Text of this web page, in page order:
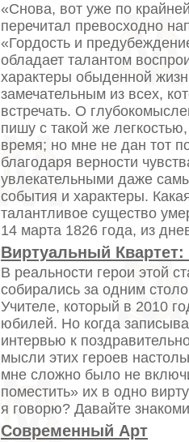
«Снова, вот уже по
перечитал превосходно
«Гордость и
обладает талантом
характеры обыденной
замечательным из всех,
встречать. О
пишу с такой же
время; но мне не дан тот
благодаря верности
увлекательными даже
события и характеры.
талантливое существо
14 марта 1826 года, из
Виртуальный
В реальности герои этой
собирались за одним
Учителе, который в 2010
юбилей. Но когда
интервью к
мысли этих героев
мне сложно было не
поместить» их в одно
я говорю? Давайте
Современный Арт